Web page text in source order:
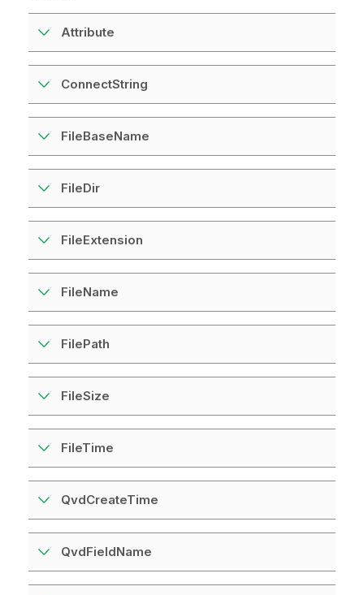
Attribute
ConnectString
FileBaseName
FileDir
FileExtension
FileName
FilePath
FileSize
FileTime
QvdCreateTime
QvdFieldName